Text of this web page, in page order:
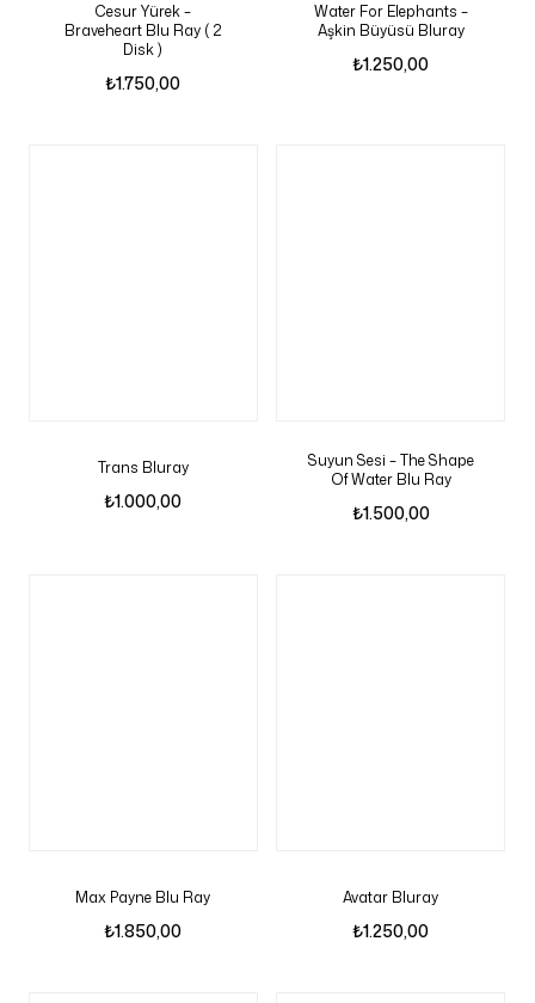
Cesur Yürek –
Braveheart Blu Ray ( 2
Disk )
₺1.750,00
Water For Elephants –
Aşkin Büyüsü Bluray
₺1.250,00
Trans Bluray
₺1.000,00
Suyun Sesi – The Shape
Of Water Blu Ray
₺1.500,00
Max Payne Blu Ray
₺1.850,00
Avatar Bluray
₺1.250,00